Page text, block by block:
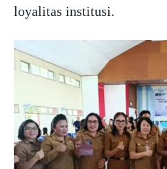
loyalitas institusi.